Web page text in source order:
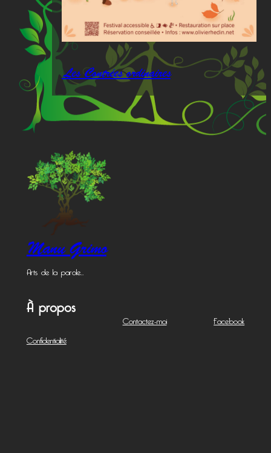
Les Contrées ordinaires
Manu Grimo
Arts de la parole…
À propos
Confidentialité
Contactez-moi Facebook